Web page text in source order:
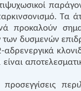
Τα
προκαλούν
δυσμενών